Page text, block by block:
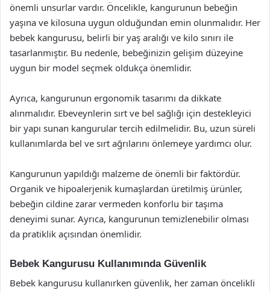
önemli unsurlar vardır. Öncelikle, kangurunun bebeğin
yaşına ve kilosuna uygun olduğundan emin olunmalıdır. Her
bebek kangurusu, belirli bir yaş aralığı ve kilo sınırı ile
tasarlanmıştır. Bu nedenle, bebeğinizin gelişim düzeyine
uygun bir model seçmek oldukça önemlidir.
Ayrıca, kangurunun ergonomik tasarımı da dikkate
alınmalıdır. Ebeveynlerin sırt ve bel sağlığı için destekleyici
bir yapı sunan kangurular tercih edilmelidir. Bu, uzun süreli
kullanımlarda bel ve sırt ağrılarını önlemeye yardımcı olur.
Kangurunun yapıldığı malzeme de önemli bir faktördür.
Organik ve hipoalerjenik kumaşlardan üretilmiş ürünler,
bebeğin cildine zarar vermeden konforlu bir taşıma
deneyimi sunar. Ayrıca, kangurunun temizlenebilir olması
da pratiklik açısından önemlidir.
Bebek Kangurusu Kullanımında Güvenlik
Bebek kangurusu kullanırken güvenlik, her zaman öncelikli